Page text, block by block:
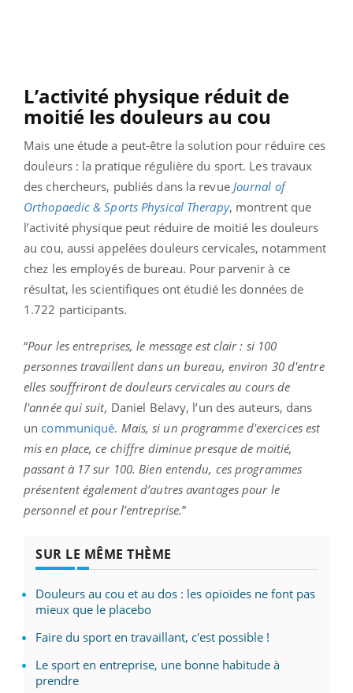
L’activité physique réduit de
moitié les douleurs au cou
Mais une étude a peut-être la solution pour réduire ces
douleurs : la pratique régulière du sport. Les travaux
des chercheurs, publiés dans la revue Journal of
Orthopaedic & Sports Physical Therapy, montrent que
l’activité physique peut réduire de moitié les douleurs
au cou, aussi appelées douleurs cervicales, notamment
chez les employés de bureau. Pour parvenir à ce
résultat, les scientifiques ont étudié les données de
1.722 participants.
“Pour les entreprises, le message est clair : si 100
personnes travaillent dans un bureau, environ 30 d'entre
elles souffriront de douleurs cervicales au cours de
l'année qui suit, Daniel Belavy, l’un des auteurs, dans
un communiqué. Mais, si un programme d'exercices est
mis en place, ce chiffre diminue presque de moitié,
passant à 17 sur 100. Bien entendu, ces programmes
présentent également d’autres avantages pour le
personnel et pour l’entreprise.”
SUR LE MÊME THÈME
Douleurs au cou et au dos : les opioïdes ne font pas
mieux que le placebo
Faire du sport en travaillant, c'est possible !
Le sport en entreprise, une bonne habitude à
prendre